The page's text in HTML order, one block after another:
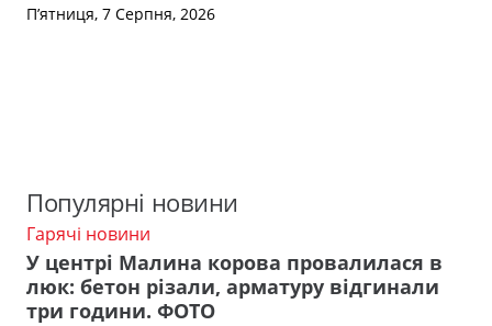
П’ятниця, 7 Серпня, 2026
Популярні новини
Гарячі новини
У центрі Малина корова провалилася в
люк: бетон різали, арматуру відгинали
три години. ФОТО